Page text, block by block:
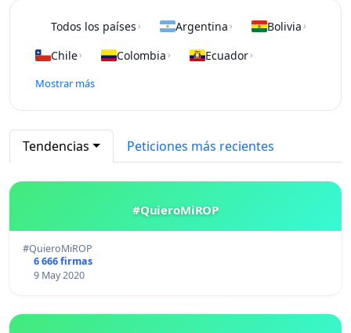
Todos los países › Argentina › Bolivia ›
Chile› Colombia › Ecuador›
Mostrar más
Tendencias Peticiones más recientes
#QuieroMiROP
#QuieroMiROP
6 666 firmas
9 May 2020